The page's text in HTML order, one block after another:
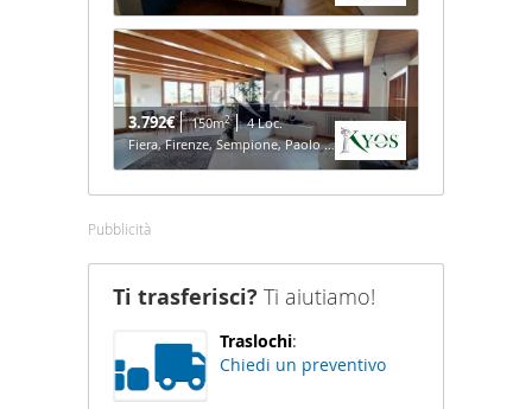
3.792€ 150m2
4 Loc.
Fiera, Firenze, Sempione, Paolo Sarpi/Arena - Milano
Pubblicità
Ti trasferisci? Ti aiutiamo!
Traslochi:
Chiedi un preventivo